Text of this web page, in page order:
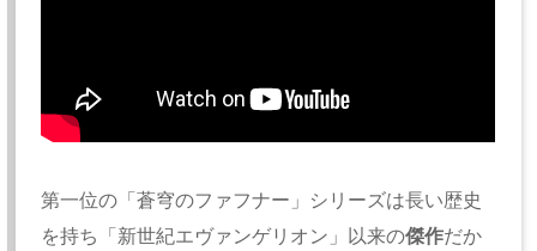
第一位の「蒼穹のファフナー」シリーズは長い歴史
を持ち「新世紀エヴァンゲリオン」以来の傑作だか